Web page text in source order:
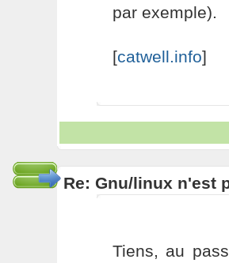
par exemple).
[catwell.info]
Re: Gnu/linux n'est
Tiens, au